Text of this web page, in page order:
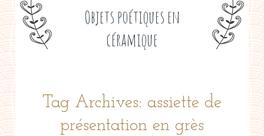
Objets poétiques en
céramique
Tag Archives: assiette de
présentation en grès